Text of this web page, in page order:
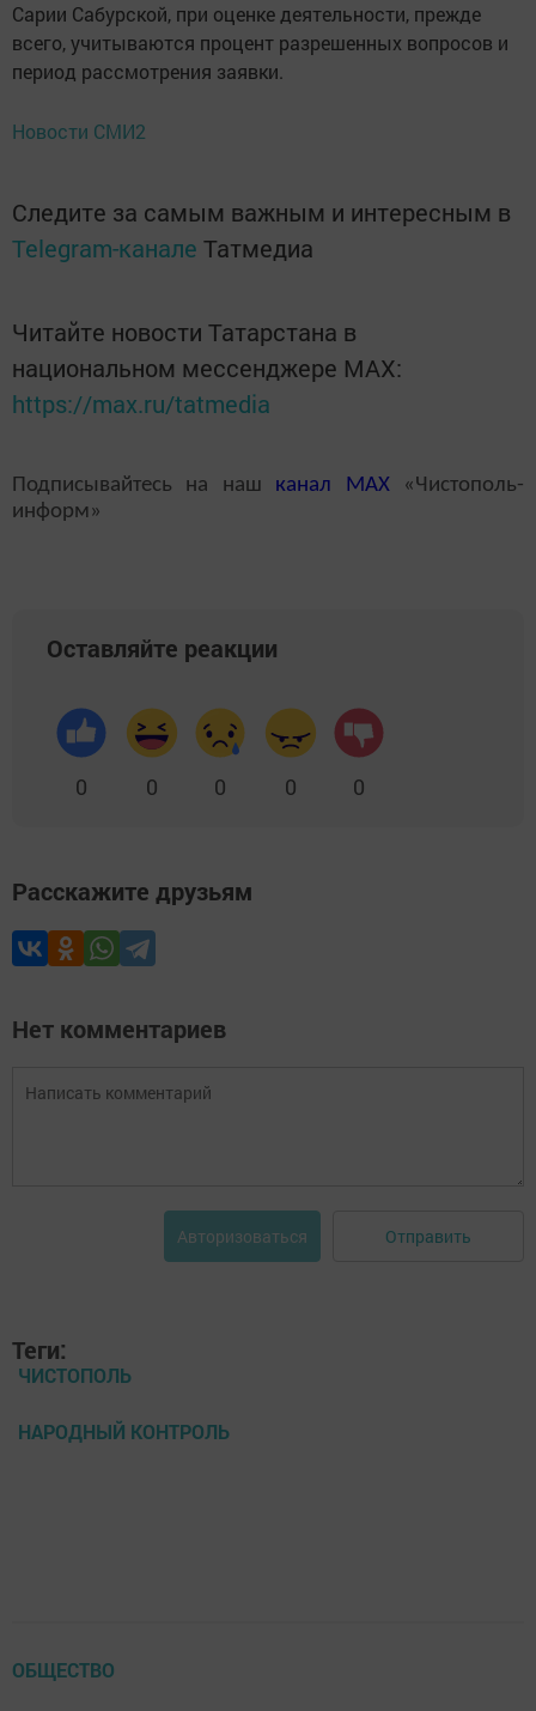
Сарии Сабурской, при оценке деятельности, прежде
всего, учитываются процент разрешенных вопросов и
период рассмотрения заявки.
Новости СМИ2
Следите за самым важным и интересным в
Telegram-канале Татмедиа
Читайте новости Татарстана в
национальном мессенджере MАХ:
https://max.ru/tatmedia
Подписывайтесь на наш канал MAX«Чистополь-
информ»
Оставляйте реакции
0 0 0 0 0
Расскажите друзьям
Нет комментариев
Авторизоваться Отправить
Теги:
ЧИСТОПОЛЬ
НАРОДНЫЙ КОНТРОЛЬ
ОБЩЕСТВО